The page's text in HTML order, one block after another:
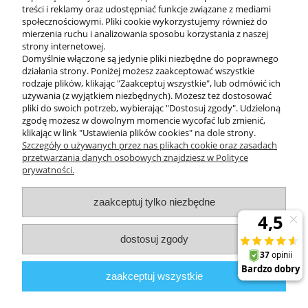
KONTAKT
DODATKOWE
MOJE KONTO
INFORMACJE
// ul. Przemysłowa 11a, 75-216 Koszalin // NIP669-050-03-43
// E-mail: sklep@zuma-line.pl
treści i reklamy oraz udostępniać funkcje związane z mediami
społecznościowymi. Pliki cookie wykorzystujemy również do
mierzenia ruchu i analizowania sposobu korzystania z naszej
strony internetowej.
Domyślnie włączone są jedynie pliki niezbędne do poprawnego
działania strony. Poniżej możesz zaakceptować wszystkie
rodzaje plików, klikając "Zaakceptuj wszystkie", lub odmówić ich
używania (z wyjątkiem niezbędnych). Możesz też dostosować
pliki do swoich potrzeb, wybierając "Dostosuj zgody". Udzieloną
zgodę możesz w dowolnym momencie wycofać lub zmienić,
klikając w link "Ustawienia plików cookies" na dole strony.
Szczegóły o używanych przez nas plikach cookie oraz zasadach
przetwarzania danych osobowych znajdziesz w Polityce
prywatności.
zaakceptuj tylko niezbędne
dostosuj zgody
zaakceptuj wszystkie